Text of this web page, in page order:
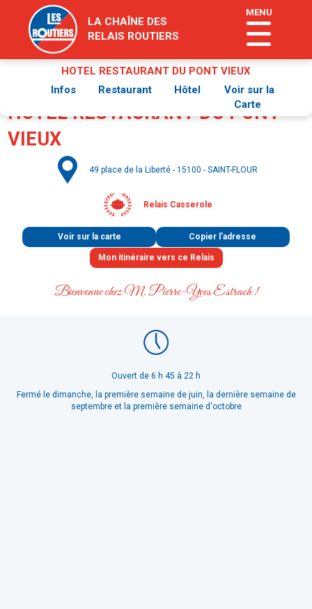
LA CHAÎNE DES
RELAIS ROUTIERS
MENU
HOTEL RESTAURANT DU PONT VIEUX
Infos
Restaurant Hôtel
Voir sur la
Carte
HOTEL RESTAURANT DU PONT
VIEUX
49 place de la Liberté - 15100 - SAINT-FLOUR
Relais Casserole
Voir sur la carte Copier l'adresse
Bienvenue chez M. Pierre-Yves Estrach!
Ouvert de 6 h 45 à 22 h
Fermé le dimanche, la première semaine de juin, la dernière semaine de
septembre et la première semaine d'octobre